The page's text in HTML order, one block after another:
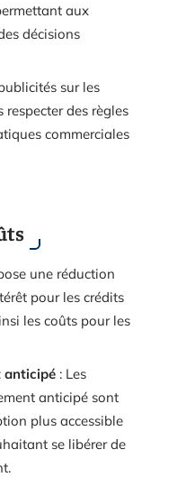
aux
décisions
sur les
des règles
commerciales
une réduction
pour les crédits
les coûts pour les
anticipé : Les
anticipé sont
plus accessible
se libérer de